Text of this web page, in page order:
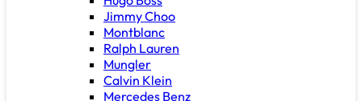
Jimmy Choo
Montblanc
Ralph Lauren
Mungler
Calvin Klein
Mercedes Benz